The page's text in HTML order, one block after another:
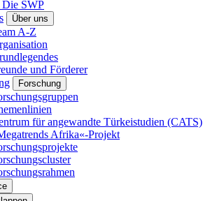
SWP
Über uns
A-Z
und Förderer
Forschung
für angewandte Türkeistudien (CATS)
Afrika«-Projekt